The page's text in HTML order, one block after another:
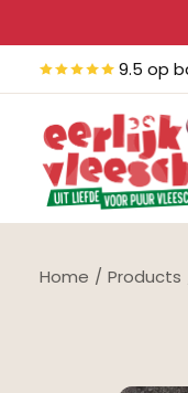
9.5 op
Home Products